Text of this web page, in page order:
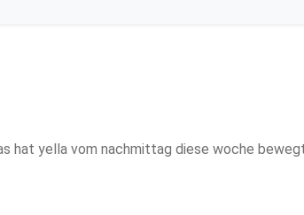
jeden freitag neu: stars, events und news – das hat yella vom nachmittag diese woche